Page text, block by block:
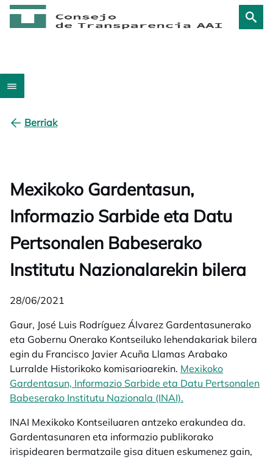
Berriak
Mexikoko Gardentasun,
Informazio Sarbide eta Datu
Pertsonalen Babeserako
Institutu Nazionalarekin bilera
28/06/2021
Gaur, José Luis Rodríguez Álvarez Gardentasunerako
eta Gobernu Onerako Kontseiluko lehendakariak bilera
egin du Francisco Javier Acuña Llamas Arabako
Lurralde Historikoko komisarioarekin. Mexikoko
Gardentasun, Informazio Sarbide eta Datu Pertsonalen
Babeserako Institutu Nazionala (INAI).
INAI Mexikoko Kontseiluaren antzeko erakundea da.
Gardentasunaren eta informazio publikorako
irispidearen bermatzaile gisa dituen eskumenez gain,